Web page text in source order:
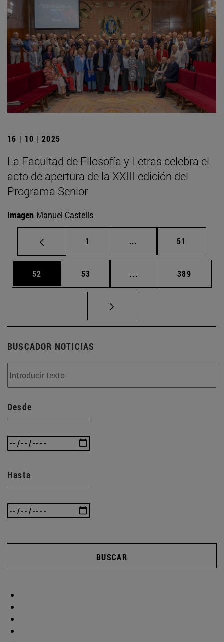
16 | 10 | 2025
La Facultad de Filosofía y Letras celebra el
acto de apertura de la XXIII edición del
Programa Senior
Imagen Manuel Castells
Página
1 ... Páginas intermedias
Página
51
Página
52 Página
53 ... Páginas intermedias
Página
389
BUSCADOR NOTICIAS
Desde
Hasta
BUSCAR